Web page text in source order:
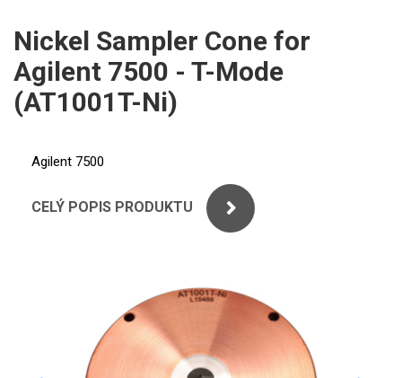
PERKINELMER
SHIMADZU
THERMO ELECTRON (UNICAM)
ANALYTIK JENA
STANDARDY
THERMO
SPECTRO
UV-VIS FLUO
MS/SPM
Nickel Sampler Cone for
Agilent 7500 - T-Mode
(AT1001T-Ni)
Agilent 7500
CELÝ POPIS PRODUKTU